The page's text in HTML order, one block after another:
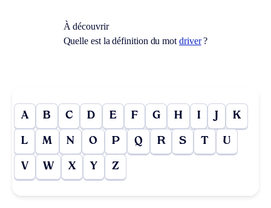
À découvrir
Quelle est la définition du motdriver?
A B C D E F G H I J K
L M N O P Q R S T U
V W X Y Z